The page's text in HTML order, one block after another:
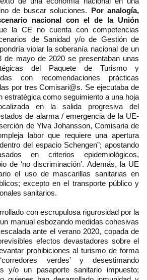
de buscar soluciones. Por analogía,
nacional con el de la Unión
la CE no cuenta con competencias
de Sanidad y/o de Gestión de
violar la soberanía nacional de un
de mayo de 2020 se presentaban unas
del Paquete de Turismo y
con recomendaciones prácticas
por tres Comisari@s. Se ejecutaba de
estratégica como seguimiento a una hoja
en la salida progresiva del
de alarma / emergencia de la UE-
de Ylva Johansson, Comisaria de
labor que requiere una apertura
del espacio Schengen”; apostando
en criterios epidemiológicos,
de ‘no discriminación’. Además, la UE
el uso de mascarillas sanitarias en
excepto en el transporte público y
sanitarios.
con escrupulosa rigurosidad por la
manual esbozando medidas cohesivas
ante el verano 2020, copada de
efectos devastadores sobre el
prohibiciones al turismo de forma
verdes’ y desestimando
y/o un pasaporte sanitario impuesto;